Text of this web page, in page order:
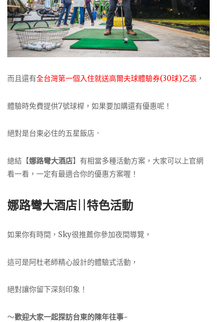
而且還有全台灣第一個入住就送高爾夫球體驗券(30球)乙張 ，
體驗時免費提供7號球桿，如果要加購還有優惠呢！
絕對是台東必住的五星飯店．
總結【娜路彎大酒店】有相當多種活動方案，大家可以上官網
看一看，一定有最適合你的優惠方案喔！
娜路彎大酒店||特色活動
如果你有時間，Sky很推薦你參加夜間導覽，
這可是阿杜老師精心設計的體驗式活動，
絕對讓你留下深刻印象！
～歡迎大家一起探訪台東的陳年往事~